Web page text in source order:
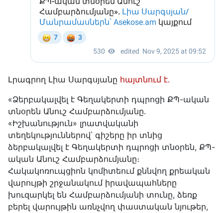
Լրագրող Լիա Սարգսյանը հայտնում է.
«Ձերբակալվել է Գեղակերտի դպրոցի ՔՊ-ական
տնօրեն Անուշ Համբարձումյանը․
«Իշխանություն» լրատվականի
տեղեկություններով՝ գիշերը իր տնից
ձերբակալվել է Գեղակերտի դպրոցի տնօրեն, ՔՊ-
ական Անուշ Համբարձումյանը։
Հակակոռուպցիոն կոմիտեում քննվող քրեական
վարույթի շրջանակում իրավապահները
խուզարկել են Համբարձումյանի տունը, ձեռք
բերել վարույթին առնչվող փաստական նյութեր,